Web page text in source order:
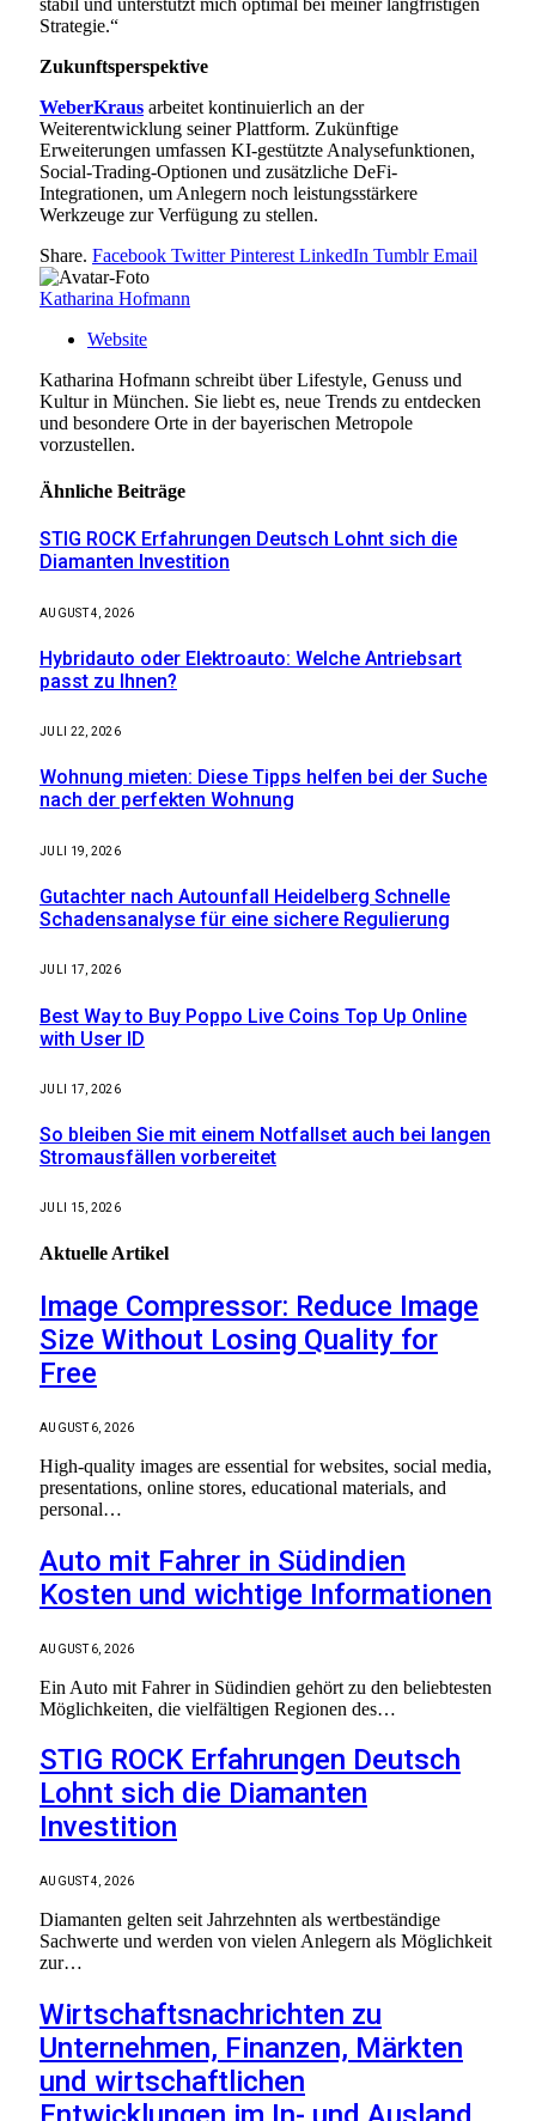
Strategie.“
Zukunftsperspektive
WeberKraus arbeitet kontinuierlich an der
Weiterentwicklung seiner Plattform. Zukünftige
Erweiterungen umfassen KI-gestützte Analysefunktionen,
Social-Trading-Optionen und zusätzliche DeFi-
Integrationen, um Anlegern noch leistungsstärkere
Werkzeuge zur Verfügung zu stellen.
Share. Facebook Twitter Pinterest LinkedIn Tumblr Email
Katharina Hofmann
Website
Katharina Hofmann schreibt über Lifestyle, Genuss und
Kultur in München. Sie liebt es, neue Trends zu entdecken
und besondere Orte in der bayerischen Metropole
vorzustellen.
Ähnliche Beiträge
STIG ROCK Erfahrungen Deutsch Lohnt sich die
Diamanten Investition
AUGUST 4, 2026
Hybridauto oder Elektroauto: Welche Antriebsart
passt zu Ihnen?
JULI 22, 2026
Wohnung mieten: Diese Tipps helfen bei der Suche
nach der perfekten Wohnung
JULI 19, 2026
Gutachter nach Autounfall Heidelberg Schnelle
Schadensanalyse für eine sichere Regulierung
JULI 17, 2026
Best Way to Buy Poppo Live Coins Top Up Online
with User ID
JULI 17, 2026
So bleiben Sie mit einem Notfallset auch bei langen
Stromausfällen vorbereitet
JULI 15, 2026
Aktuelle Artikel
Image Compressor: Reduce Image
Size Without Losing Quality for
Free
AUGUST 6, 2026
High-quality images are essential for websites, social media,
presentations, online stores, educational materials, and
personal…
Auto mit Fahrer in Südindien
Kosten und wichtige Informationen
AUGUST 6, 2026
Ein Auto mit Fahrer in Südindien gehört zu den beliebtesten
Möglichkeiten, die vielfältigen Regionen des…
STIG ROCK Erfahrungen Deutsch
Lohnt sich die Diamanten
Investition
AUGUST 4, 2026
Diamanten gelten seit Jahrzehnten als wertbeständige
Sachwerte und werden von vielen Anlegern als Möglichkeit
zur…
Wirtschaftsnachrichten zu
Unternehmen, Finanzen, Märkten
und wirtschaftlichen